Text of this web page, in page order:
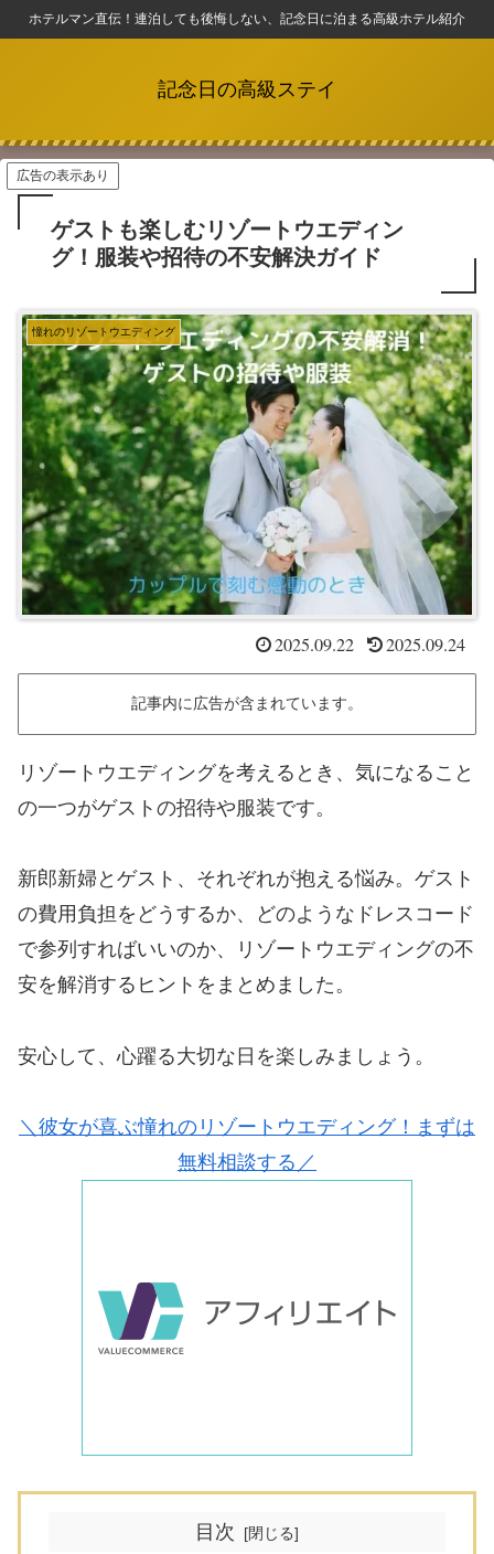
ホテルマン直伝！連泊しても後悔しない、記念日に泊まる高級ホテル紹介
記念日の高級ステイ
広告の表示あり
ゲストも楽しむリゾートウエディン
グ！服装や招待の不安解決ガイド
憧れのリゾートウエディング
2025.09.22 2025.09.24
記事内に広告が含まれています。
リゾートウエディングを考えるとき、気になること
の一つがゲストの招待や服装です。
新郎新婦とゲスト、それぞれが抱える悩み。ゲスト
の費用負担をどうするか、どのようなドレスコード
で参列すればいいのか、リゾートウエディングの不
安を解消するヒントをまとめました。
安心して、心躍る大切な日を楽しみましょう。
＼彼女が喜ぶ憧れのリゾートウエディング！まずは
無料相談する／
目次